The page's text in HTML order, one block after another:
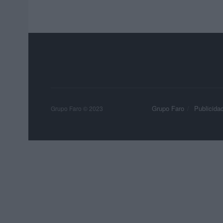
Grupo Faro Publicidad
Grupo Faro © 2023